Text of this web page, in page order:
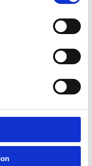
sul modo
e
al
vigore.
delle fatture,